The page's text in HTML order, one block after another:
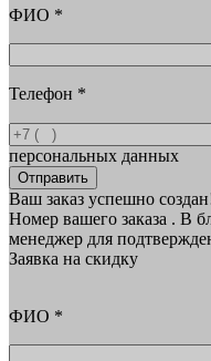
ФИО *
Телефон *
персональных данных
Отправить
Ваш заказ успешно
Номер вашего заказа . В
менеджер для
Заявка на скидку
ФИО *